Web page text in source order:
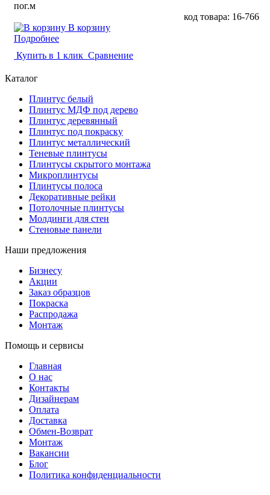
пог.м
код товара: 16-766
В корзину
Подробнее
Купить в 1 клик Сравнение
Каталог
Плинтус белый
Плинтус МДФ под дерево
Плинтус деревянный
Плинтус под покраску
Плинтус металлический
Теневые плинтусы
Плинтусы скрытого монтажа
Микроплинтусы
Плинтусы полоса
Декоративные рейки
Потолочные плинтусы
Молдинги для стен
Стеновые панели
Наши предложения
Бизнесу
Акции
Заказ образцов
Покраска
Распродажа
Монтаж
Помощь и сервисы
Главная
О нас
Контакты
Дизайнерам
Оплата
Доставка
Обмен-Возврат
Монтаж
Вакансии
Блог
Политика конфиденциальности